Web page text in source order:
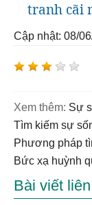
tranh cãi
Cập nhật: 08/
Xem thêm:
sự
tìm kiếm sự
phương pháp
bức xạ huỳnh
Bài viết